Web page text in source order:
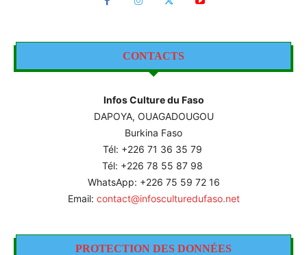
CONTACTS
Infos Culture du Faso
DAPOYA, OUAGADOUGOU
Burkina Faso
Tél: +226 71 36 35 79
Tél: +226 78 55 87 98
WhatsApp: +226 75 59 72 16
Email: contact@infosculturedufaso.net
PROTECTION DES DONNÉES